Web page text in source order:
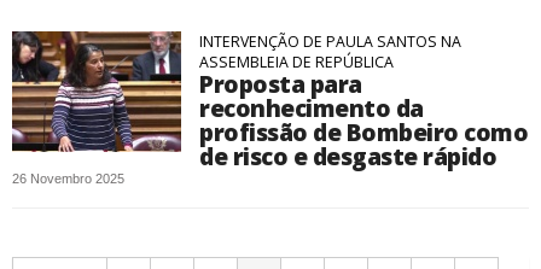
INTERVENÇÃO DE PAULA SANTOS NA
ASSEMBLEIA DE REPÚBLICA
Proposta para
reconhecimento da
profissão de Bombeiro como
de risco e desgaste rápido
26 Novembro 2025